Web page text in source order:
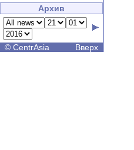
Архив
© CentrAsia Вверх